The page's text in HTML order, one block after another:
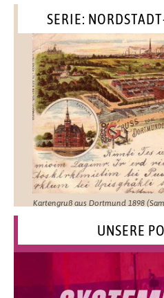
SERIE:
Kartengruß aus Dortmund 1898
UNSERE